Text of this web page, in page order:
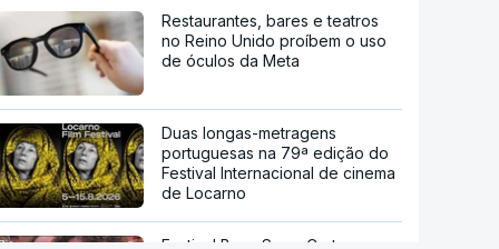
Restaurantes, bares e teatros
no Reino Unido proíbem o uso
de óculos da Meta
Duas longas-metragens
portuguesas na 79ª edição do
Festival Internacional de cinema
de Locarno
Festival Bons Sons. Cartaz com